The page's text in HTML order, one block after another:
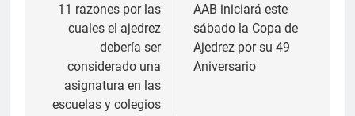
de
entradas
11 razones por las
cuales el ajedrez
debería ser
considerado una
asignatura en las
escuelas y colegios
AAB iniciará este
sábado la Copa de
Ajedrez por su 49
Aniversario